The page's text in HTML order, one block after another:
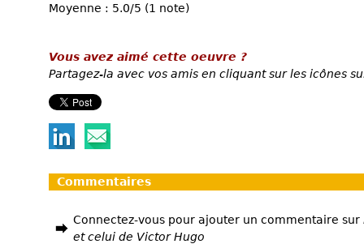
Moyenne : 5.0/5 (1 note)
Vous avez aimé cette oeuvre ?
Partagez-la avec vos amis en cliquant sur les icônes
Commentaires
Connectez-vous pour ajouter un commentaire sur
et celui de Victor Hugo